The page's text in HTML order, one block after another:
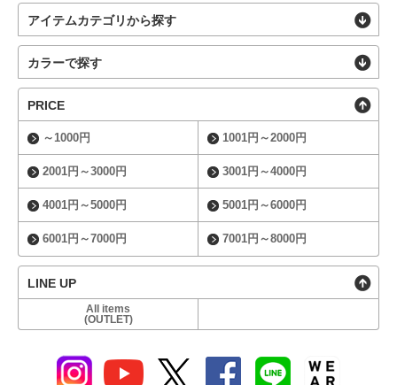
アイテムカテゴリから探す
カラーで探す
PRICE
～1000円 1001円～2000円
2001円～3000円 3001円～4000円
4001円～5000円 5001円～6000円
6001円～7000円 7001円～8000円
LINE UP
All items
(OUTLET)